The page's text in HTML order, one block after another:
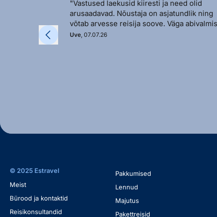
"Vastused laekusid kiiresti ja need olid
arusaadavad. Nõustaja on asjatundlik ning
võtab arvesse reisija soove. Väga
Uve, 07.07.26
© 2025 Estravel
Meist
Bürood ja kontaktid
Reisikonsultandid
Pakkumised
Lennud
Majutus
Pakettreisid